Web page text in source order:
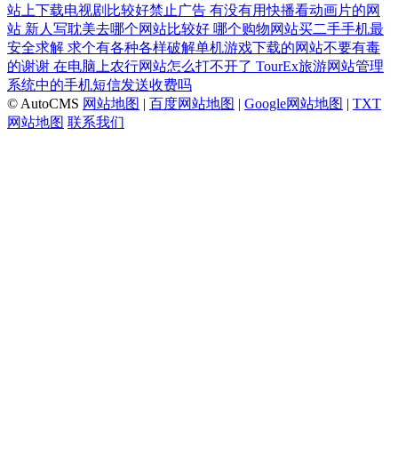
站上下载电视剧比较好禁止广告 有没有用快播看动画片的网
站 新人写耽美去哪个网站比较好 哪个购物网站买二手手机最
安全求解 求个有各种各样破解单机游戏下载的网站不要有毒
的谢谢 在电脑上农行网站怎么打不开了 TourEx旅游网站管理
系统中的手机短信发送收费吗
© AutoCMS 网站地图 | 百度网站地图 | Google网站地图 | TXT
网站地图 联系我们